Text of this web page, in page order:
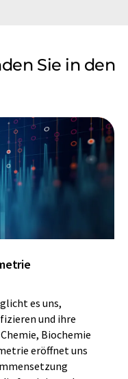
Sie in den
es uns,
und ihre
Biochemie
eröffnet uns